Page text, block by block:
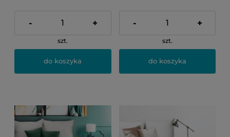
- +
szt.
do koszyka
- +
szt.
do koszyka